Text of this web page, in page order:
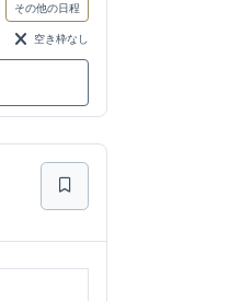
その他の日程
空き枠なし